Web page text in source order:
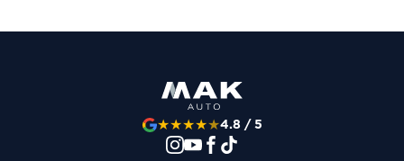
★★★★★4.8 / 5